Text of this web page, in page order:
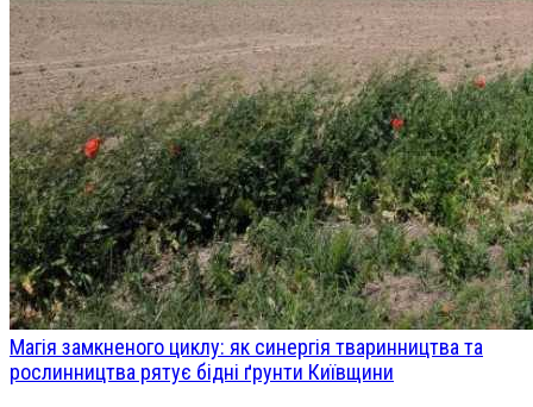
Магія замкненого циклу: як синергія тваринництва та
рослинництва рятує бідні ґрунти Київщини